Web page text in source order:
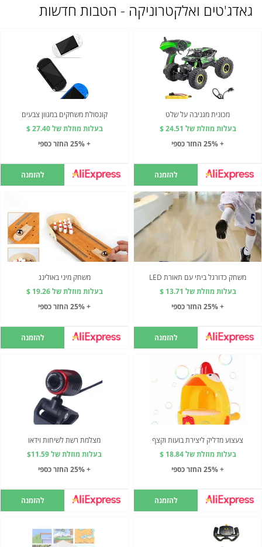
גאדג'טים ואלקטרוניקה - הטבות חדשות
מכונית מגניבה על שלט
בעלות מוזלת של 24.51 $
+ 25% החזר כספי
להזמנה
קונסולת משחקים במגוון צבעים
בעלות מוזלת של 27.40 $
+ 25% החזר כספי
להזמנה
משחק כדורגל ביתי עם תאורת LED
בעלות מוזלת של 13.71 $
+ 25% החזר כספי
להזמנה
משחק מיני באולינג
בעלות מוזלת של 19.26 $
+ 25% החזר כספי
להזמנה
צעצוע מדליק ליצירת בועות וקצף
בעלות מוזלת של 18.84 $
+ 25% החזר כספי
להזמנה
מצלמת רשת לשיחות וידאו
בעלות מוזלת של $11.59
+ 25% החזר כספי
להזמנה